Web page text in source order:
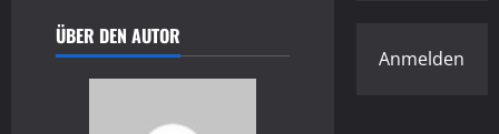
ÜBER DEN AUTOR
Anmelden